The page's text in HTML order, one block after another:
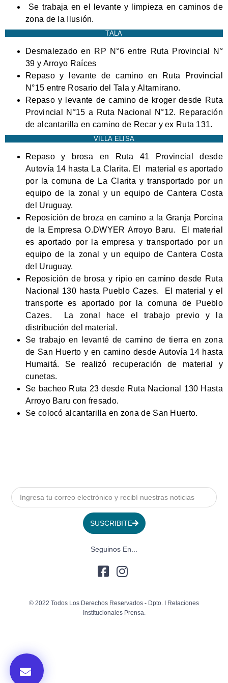
Se trabaja en el levante y limpieza en caminos de
zona de la Ilusión.
TALA
Desmalezado en RP N°6 entre Ruta Provincial N°
39 y Arroyo Raíces
Repaso y levante de camino en Ruta Provincial
N°15 entre Rosario del Tala y Altamirano.
Repaso y levante de camino de kroger desde Ruta
Provincial N°15 a Ruta Nacional N°12. Reparación
de alcantarilla en camino de Recar y ex Ruta 131.
VILLA ELISA
Repaso y brosa en Ruta 41 Provincial desde
Autovía 14 hasta La Clarita. El material es aportado
por la comuna de La Clarita y transportado por un
equipo de la zonal y un equipo de Cantera Costa
del Uruguay.
Reposición de broza en camino a la Granja Porcina
de la Empresa O.DWYER Arroyo Baru. El material
es aportado por la empresa y transportado por un
equipo de la zonal y un equipo de Cantera Costa
del Uruguay.
Reposición de brosa y ripio en camino desde Ruta
Nacional 130 hasta Pueblo Cazes. El material y el
transporte es aportado por la comuna de Pueblo
Cazes. La zonal hace el trabajo previo y la
distribución del material.
Se trabajo en levanté de camino de tierra en zona
de San Huerto y en camino desde Autovía 14 hasta
Humaitá. Se realizó recuperación de material y
cunetas.
Se bacheo Ruta 23 desde Ruta Nacional 130 Hasta
Arroyo Baru con fresado.
Se colocó alcantarilla en zona de San Huerto.
SUSCRIBITE
Seguinos En...
© 2022 Todos Los Derechos Reservados - Dpto. I Relaciones
Institucionales Prensa.